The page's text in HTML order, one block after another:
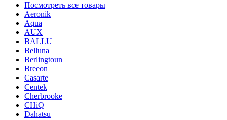
Посмотреть все товары
Aeronik
Aqua
AUX
BALLU
Belluna
Berlingtoun
Breeon
Casarte
Centek
Cherbrooke
CHiQ
Dahatsu